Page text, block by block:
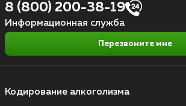
Кодирование алкоголизма
8 (800) 200-38-19
Информационная служба
Перезвоните мне